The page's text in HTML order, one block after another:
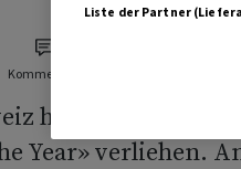
Kommentare
hat zum
Year» verliehen.
Liste der Partner